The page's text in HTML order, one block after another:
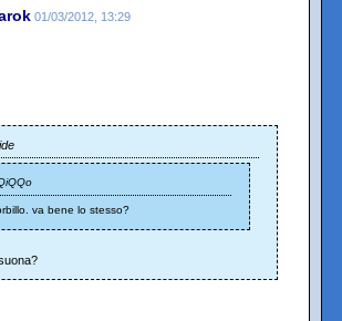
01/03/2012, 13:29
va bene lo stesso?